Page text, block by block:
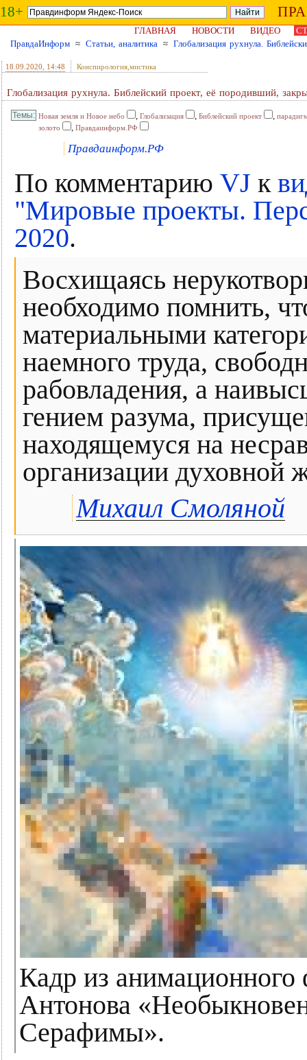
18+
ГЛАВНАЯ НОВОСТИ ВИДЕО
ПравдаИнформ ≈ Статьи, аналитика ≈ Глобализация рухнула.
18.09.2020 , 14:48 Конспирология,мистика
Глобализация рухнула. Библейский проект, её породивший,
Новая земля и Новое небо , Глобализация , Библейский проект ,
золото
, Правдаинформ.РФ
Правдаинформ.РФ
По комментарию VJ к
"Мировые проекты.
2020.
Восхищаясь
необходимо помнить,
материальными
наемного труда,
рабовладения, а
гением разума,
находящемуся на
организации духовной
Михаил Смоляной
Кадр из
Антонова
Серафимы».